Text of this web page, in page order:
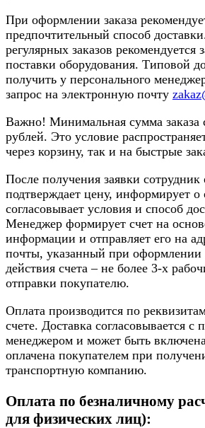
При оформлении заказа
предпочтительный способ
регулярных заказов рекомендуется
поставки оборудования. Типовой
получить у персонального
запрос на электронную почту
Важно! Минимальная сумма заказа
рублей. Это условие
через корзину, так и на быстрые
После получения заявки сотрудник
подтверждает цену, информирует о
согласовывает условия и способ
Менеджер формирует счет на
информации и отправляет его на
почты, указанный при оформлении
действия счета – не более 3-х
отправки покупателю.
Оплата производится по
счете. Доставка согласовывается с
менеджером и может быть
оплачена покупателем при
транспортную компанию.
Оплата по безналичному
для физических лиц):